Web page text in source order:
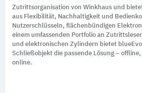
Zutrittsorganisation von Winkhaus und
aus Flexibilität, Nachhaltigkeit und
Nutzerschlüsseln, flächenbündigen
einem umfassenden Portfolio an
und elektronischen Zylindern bietet
Schließobjekt die passende Lösung –
online.